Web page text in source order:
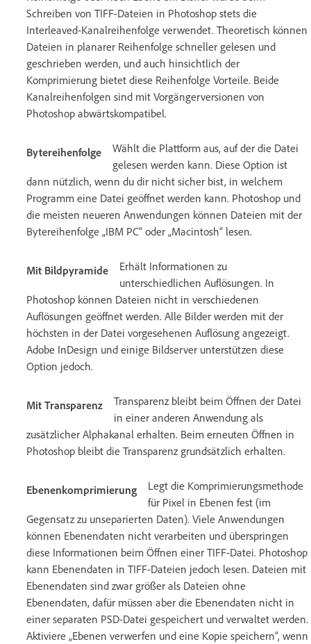
Schreiben von TIFF-Dateien in Photoshop stets die
Interleaved-Kanalreihenfolge verwendet. Theoretisch können
Dateien in planarer Reihenfolge schneller gelesen und
geschrieben werden, und auch hinsichtlich der
Komprimierung bietet diese Reihenfolge Vorteile. Beide
Kanalreihenfolgen sind mit Vorgängerversionen von
Photoshop abwärtskompatibel.
Bytereihenfolge
Wählt die Plattform aus, auf der die Datei
gelesen werden kann. Diese Option ist
dann nützlich, wenn du dir nicht sicher bist, in welchem
Programm eine Datei geöffnet werden kann. Photoshop und
die meisten neueren Anwendungen können Dateien mit der
Bytereihenfolge „IBM PC“ oder „Macintosh“ lesen.
Mit Bildpyramide
Erhält Informationen zu
unterschiedlichen Auflösungen. In
Photoshop können Dateien nicht in verschiedenen
Auflösungen geöffnet werden. Alle Bilder werden mit der
höchsten in der Datei vorgesehenen Auflösung angezeigt.
Adobe InDesign und einige Bildserver unterstützen diese
Option jedoch.
Mit Transparenz
Transparenz bleibt beim Öffnen der Datei
in einer anderen Anwendung als
zusätzlicher Alphakanal erhalten. Beim erneuten Öffnen in
Photoshop bleibt die Transparenz grundsätzlich erhalten.
Ebenenkomprimierung
Legt die Komprimierungsmethode
für Pixel in Ebenen fest (im
Gegensatz zu unseparierten Daten). Viele Anwendungen
können Ebenendaten nicht verarbeiten und überspringen
diese Informationen beim Öffnen einer TIFF-Datei. Photoshop
kann Ebenendaten in TIFF-Dateien jedoch lesen. Dateien mit
Ebenendaten sind zwar größer als Dateien ohne
Ebenendaten, dafür müssen aber die Ebenendaten nicht in
einer separaten PSD-Datei gespeichert und verwaltet werden.
Aktiviere „Ebenen verwerfen und eine Kopie speichern“, wenn